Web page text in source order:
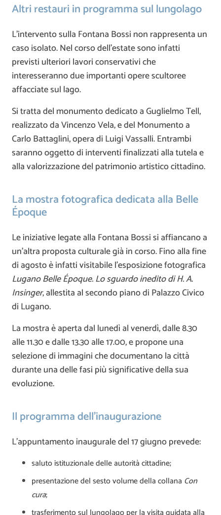
Altri restauri in programma sul lungolago
L’intervento sulla Fontana Bossi non rappresenta un
caso isolato. Nel corso dell’estate sono infatti
previsti ulteriori lavori conservativi che
interesseranno due importanti opere scultoree
affacciate sul lago.
Si tratta del monumento dedicato a Guglielmo Tell,
realizzato da Vincenzo Vela, e del Monumento a
Carlo Battaglini, opera di Luigi Vassalli. Entrambi
saranno oggetto di interventi finalizzati alla tutela e
alla valorizzazione del patrimonio artistico cittadino.
La mostra fotografica dedicata alla Belle
Époque
Le iniziative legate alla Fontana Bossi si affiancano a
un’altra proposta culturale già in corso. Fino alla fine
di agosto è infatti visitabile l’esposizione fotografica
Lugano Belle Époque. Lo sguardo inedito di H. A.
Insinger, allestita al secondo piano di Palazzo Civico
di Lugano.
La mostra è aperta dal lunedì al venerdì, dalle 8.30
alle 11.30 e dalle 13.30 alle 17.00, e propone una
selezione di immagini che documentano la città
durante una delle fasi più significative della sua
evoluzione.
Il programma dell’inaugurazione
L’appuntamento inaugurale del 17 giugno prevede:
saluto istituzionale delle autorità cittadine;
presentazione del sesto volume della collana Con
cura;